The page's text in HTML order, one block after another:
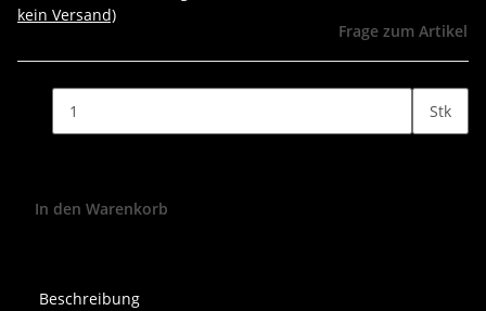
kein Versand)
Frage zum Artikel
Stk
In den Warenkorb
Beschreibung